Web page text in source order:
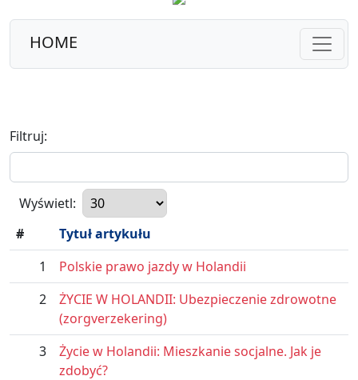
HOME
Filtruj:
Wyświetl:
#
Tytuł artykułu
1
Polskie prawo jazdy w Holandii
2
ŻYCIE W HOLANDII: Ubezpieczenie zdrowotne
(zorgverzekering)
3
Życie w Holandii: Mieszkanie socjalne. Jak je
zdobyć?